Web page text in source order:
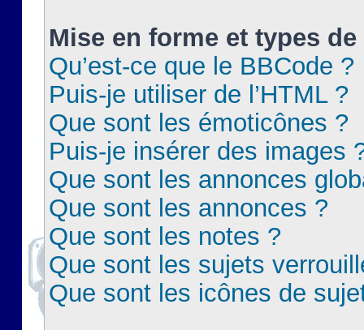
Mise en forme et types
Qu’est-ce que le BBCode ?
Puis-je utiliser de l’HTML ?
Que sont les émoticônes ?
Puis-je insérer des images
Que sont les annonces
Que sont les annonces ?
Que sont les notes ?
Que sont les sujets
Que sont les icônes de